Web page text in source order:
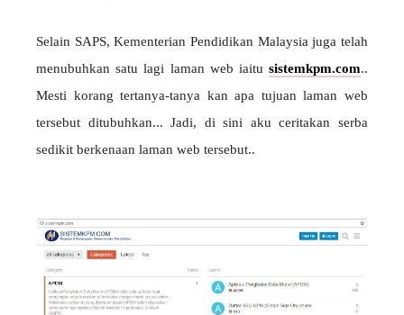
Selain SAPS, Kementerian Pendidikan Malaysia juga telah
menubuhkan satu lagi laman web iaitu sistemkpm.com..
Mesti korang tertanya-tanya kan apa tujuan laman web
tersebut ditubuhkan... Jadi, di sini aku ceritakan serba
sedikit berkenaan laman web tersebut..